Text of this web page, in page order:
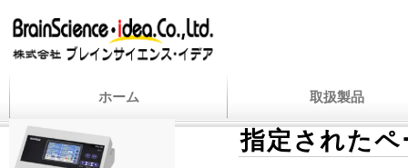
ホーム 取扱製品
指定された